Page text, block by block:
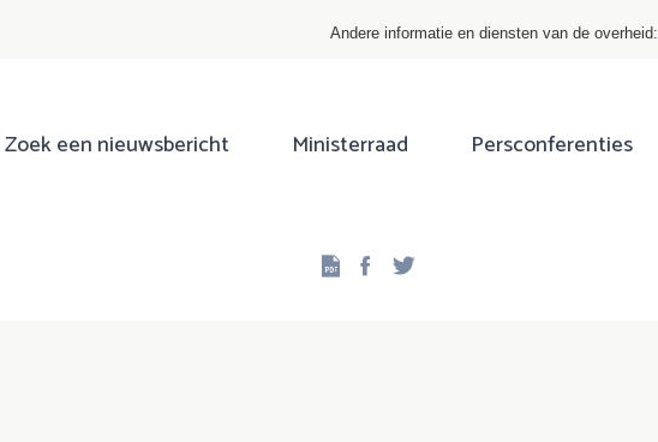
Andere informatie en diensten van de overheid:
Zoek een nieuwsbericht Ministerraad Persconferenties
Facebook